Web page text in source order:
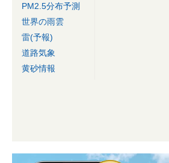
PM2.5分布予測
世界の雨雲
雷(予報)
道路気象
黄砂情報